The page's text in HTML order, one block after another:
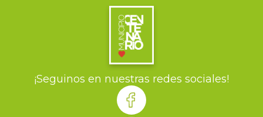
¡Seguinos en nuestras redes sociales!